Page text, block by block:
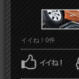
イイね！0件